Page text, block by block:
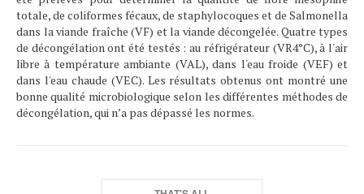
totale, de coliformes fécaux, de staphylocoques et de Salmonella
dans la viande fraîche (VF) et la viande décongelée. Quatre types
de décongélation ont été testés : au réfrigérateur (VR4°C), à l'air
libre à température ambiante (VAL), dans l'eau froide (VEF) et
dans l'eau chaude (VEC). Les résultats obtenus ont montré une
bonne qualité microbiologique selon les différentes méthodes de
décongélation, qui n’a pas dépassé les normes.